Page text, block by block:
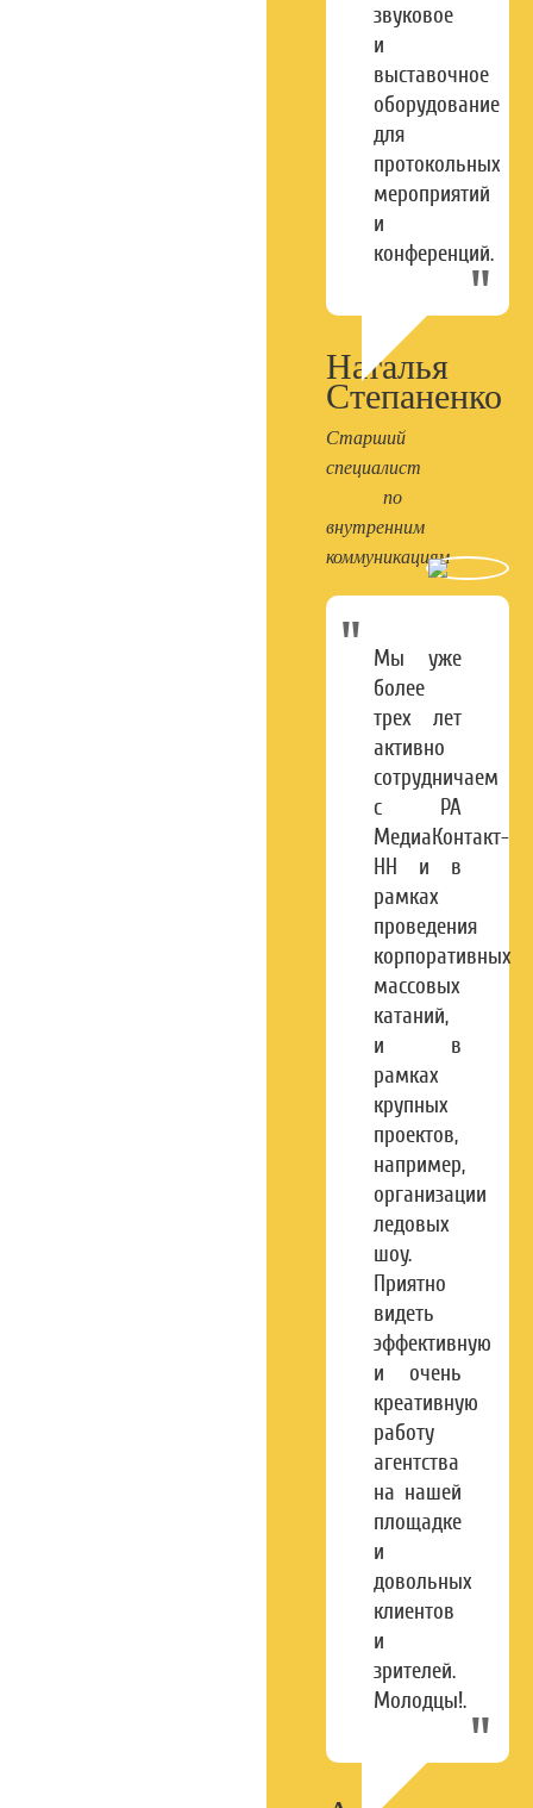
звуковое
и
выставочное
оборудование
для
протокольных
мероприятий
и
конференций.
Наталья
Степаненко
Старший
специалист
по
внутренним
коммуникациям
Мы уже
более
трех лет
активно
сотрудничаем
с РА
МедиаКонтакт-
НН и в
рамках
проведения
корпоративных
массовых
катаний,
и в
рамках
крупных
проектов,
например,
организации
ледовых
шоу.
Приятно
видеть
эффективную
и очень
креативную
работу
агентства
на нашей
площадке
и
довольных
клиентов
и
зрителей.
Молодцы!.